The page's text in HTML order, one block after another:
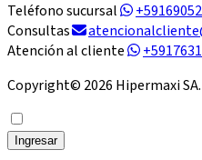
Teléfono sucursal
Consultas
Atención al cliente
Copyright© 2026 Hipermaxi
Ingresar